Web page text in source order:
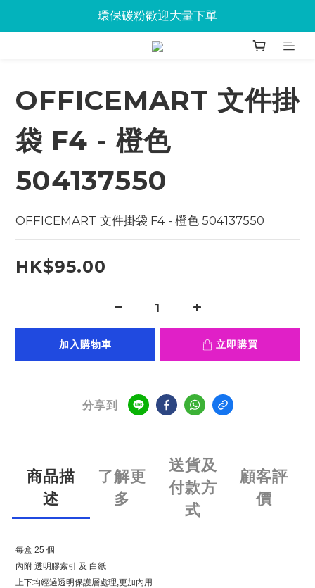
Jabra會議設備企業優惠已抵達Union
環保碳粉歡迎大量下單
Jabra會議設備企業優惠已抵達Union
OFFICEMART 文件掛
袋 F4 - 橙色
504137550
OFFICEMART 文件掛袋 F4 - 橙色 504137550
HK$95.00
加入購物車 立即購買
分享到
商品描
述
了解更
多
送貨及
付款方
式
顧客評
價
每盒 25 個
內附 透明膠索引 及 白紙
上下均經過透明保護層處理,更加內用